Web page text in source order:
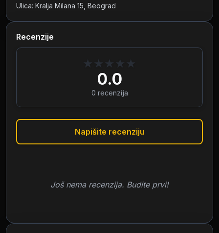
Ulica: Kralja Milana 15, Beograd
Recenzije
★ ★ ★ ★ ★
0.0
0 recenzija
Napišite recenziju
Još nema recenzija. Budite prvi!